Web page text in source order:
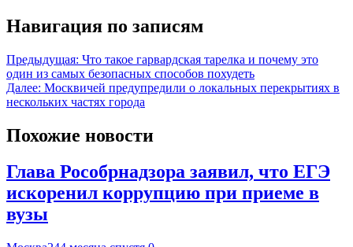
Навигация по записям
Предыдущая: Что такое гарвардская тарелка и почему это
один из самых безопасных способов похудеть
Далее: Москвичей предупредили о локальных перекрытиях в
нескольких частях города
Похожие новости
Глава Рособрнадзора заявил, что ЕГЭ
искоренил коррупцию при приеме в
вузы